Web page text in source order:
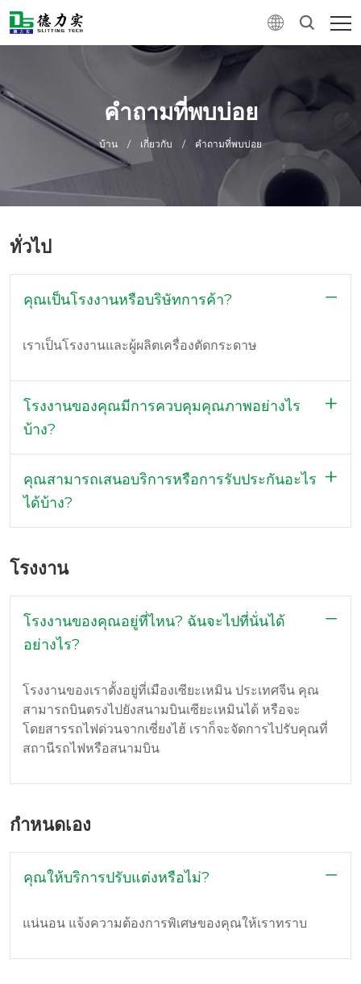
คำถามที่พบบ่อย
บ้าน / เกี่ยวกับ / คำถามที่พบบ่อย
ทั่วไป
คุณเป็นโรงงานหรือบริษัทการค้า?
เราเป็นโรงงานและผู้ผลิตเครื่องตัดกระดาษ
โรงงานของคุณมีการควบคุมคุณภาพอย่างไร
บ้าง?
คุณสามารถเสนอบริการหรือการรับประกันอะไร
ได้บ้าง?
โรงงาน
โรงงานของคุณอยู่ที่ไหน? ฉันจะไปที่นั่นได้
อย่างไร?
โรงงานของเราตั้งอยู่ที่เมืองเซียะเหมิน ประเทศจีน คุณ
สามารถบินตรงไปยังสนามบินเซียะเหมินได้ หรือจะ
โดยสารรถไฟด่วนจากเซี่ยงไฮ้ เราก็จะจัดการไปรับคุณที่
สถานีรถไฟหรือสนามบิน
กำหนดเอง
คุณให้บริการปรับแต่งหรือไม่?
แน่นอน แจ้งความต้องการพิเศษของคุณให้เราทราบ